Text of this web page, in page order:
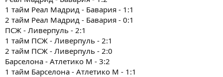
1 тайм Реал Мадрид - Бавария - 1:1
2 тайм Реал Мадрид - Бавария - 0:1
ПСЖ - Ливерпуль - 2:1
1 тайм ПСЖ - Ливерпуль - 2:1
2 тайм ПСЖ - Ливерпуль - 2:0
Барселона - Атлетико М - 3:2
1 тайм Барселона - Атлетико М - 1:1